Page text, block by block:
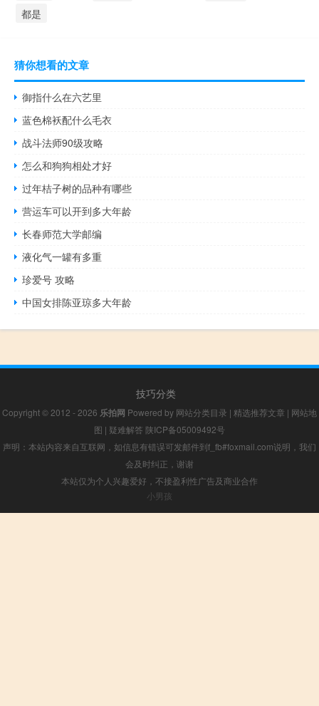
都是
猜你想看的文章
御指什么在六艺里
蓝色棉袄配什么毛衣
战斗法师90级攻略
怎么和狗狗相处才好
过年桔子树的品种有哪些
营运车可以开到多大年龄
长春师范大学邮编
液化气一罐有多重
珍爱号 攻略
中国女排陈亚琼多大年龄
技巧分类
Copyright © 2012 - 2026 乐拍网 Powered by 网站分类目录 | 精选推荐文章 | 网站地
图 | 疑难解答 陕ICP备05009492号
声明：本站内容来自互联网，如信息有错误可发邮件到f_fb#foxmail.com说明，我们
会及时纠正，谢谢
本站仅为个人兴趣爱好，不接盈利性广告及商业合作
小男孩